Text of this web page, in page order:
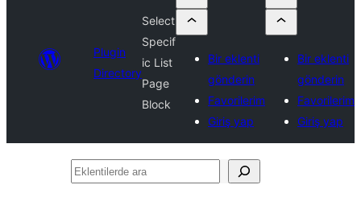
Plugin
Directory
Select
Specif
ic List
Page
Block
Bir eklenti
gönderin
Favorilerim
Giriş yap
Bir eklenti
gönderin
Favorilerim
Giriş yap
Eklentilerde